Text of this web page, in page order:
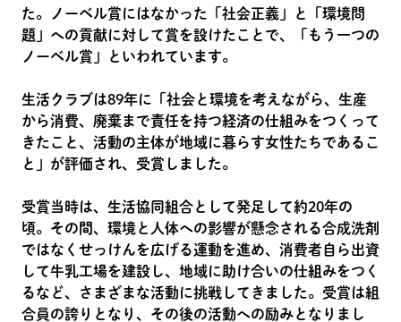
た。ノーベル賞にはなかった「社会正義」と「環境問
題」への貢献に対して賞を設けたことで、「もう一つの
ノーベル賞」といわれています。
生活クラブは89年に「社会と環境を考えながら、生産
から消費、廃棄まで責任を持つ経済の仕組みをつくって
きたこと、活動の主体が地域に暮らす女性たちであるこ
と」が評価され、受賞しました。
受賞当時は、生活協同組合として発足して約20年の
頃。その間、環境と人体への影響が懸念される合成洗剤
ではなくせっけんを広げる運動を進め、消費者自ら出資
して牛乳工場を建設し、地域に助け合いの仕組みをつく
るなど、さまざまな活動に挑戦してきました。受賞は組
合員の誇りとなり、その後の活動への励みとなりまし